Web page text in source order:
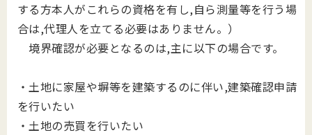
する方本人がこれらの資格を有し,自ら測量等を行う場
合は,代理人を立てる必要はありません。）
境界確認が必要となるのは,主に以下の場合です。
・土地に家屋や塀等を建築するのに伴い,建築確認申請
を行いたい
・土地の売買を行いたい